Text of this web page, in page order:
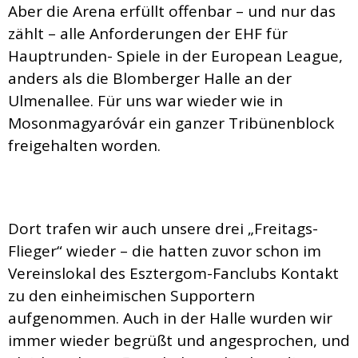
Aber die Arena erfüllt offenbar – und nur das
zählt – alle Anforderungen der EHF für
Hauptrunden- Spiele in der European League,
anders als die Blomberger Halle an der
Ulmenallee. Für uns war wieder wie in
Mosonmagyaróvár ein ganzer Tribünenblock
freigehalten worden.
Dort trafen wir auch unsere drei „Freitags-
Flieger“ wieder – die hatten zuvor schon im
Vereinslokal des Esztergom-Fanclubs Kontakt
zu den einheimischen Supportern
aufgenommen. Auch in der Halle wurden wir
immer wieder begrüßt und angesprochen, und